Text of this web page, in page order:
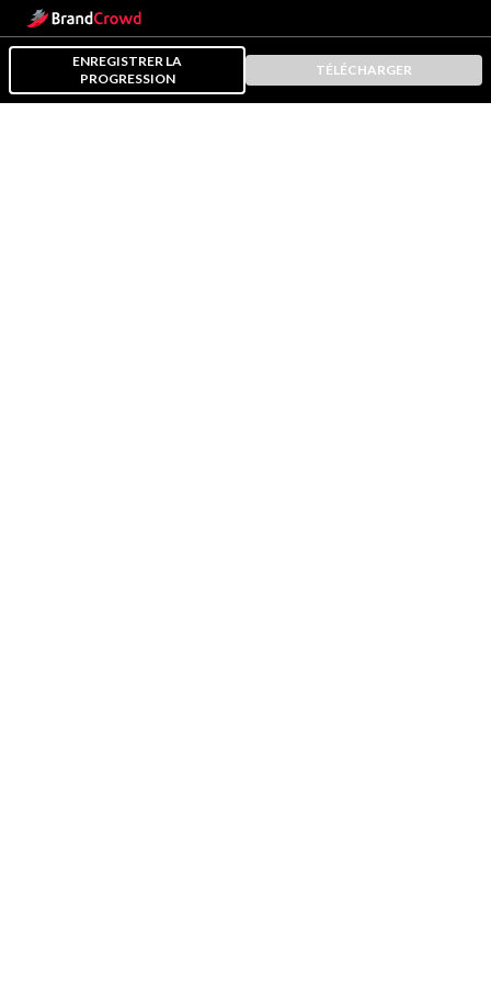
ENREGISTRER LA
PROGRESSION
TÉLÉCHARGER